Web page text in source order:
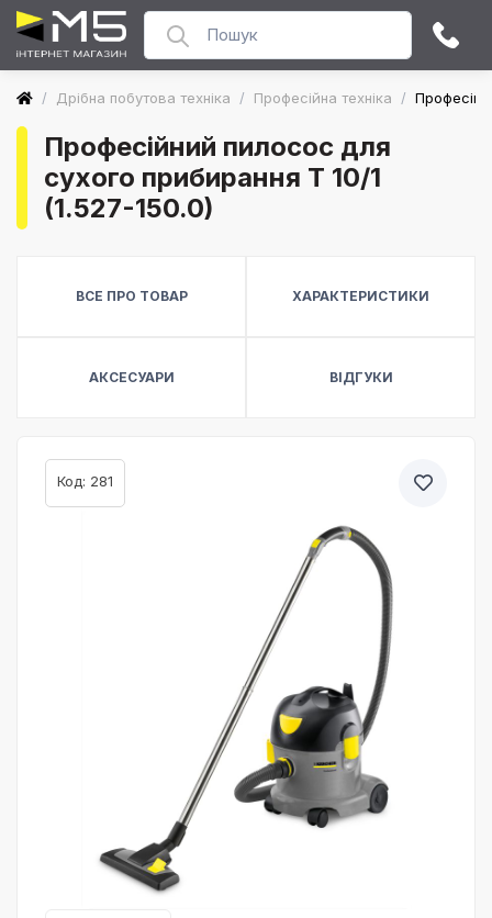
/ Дрібна побутова техніка / Професійна техніка /
Професійний пилосос для
сухого прибирання T 10/1
(1.527-150.0)
ВСЕ ПРО ТОВАР ХАРАКТЕРИСТИКИ
АКСЕСУАРИ ВІДГУКИ
Код: 281